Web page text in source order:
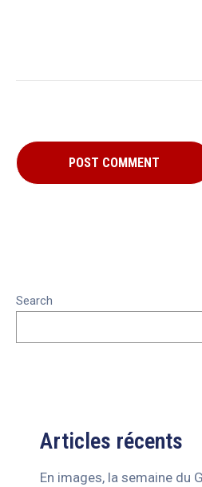
Search
Articles récents
En images, la semaine du